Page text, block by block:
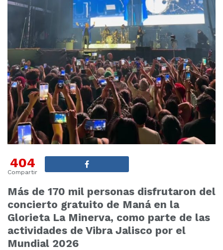
404
Compartir
Más de 170 mil personas disfrutaron del
concierto gratuito de Maná en la
Glorieta La Minerva, como parte de las
actividades de Vibra Jalisco por el
Mundial 2026